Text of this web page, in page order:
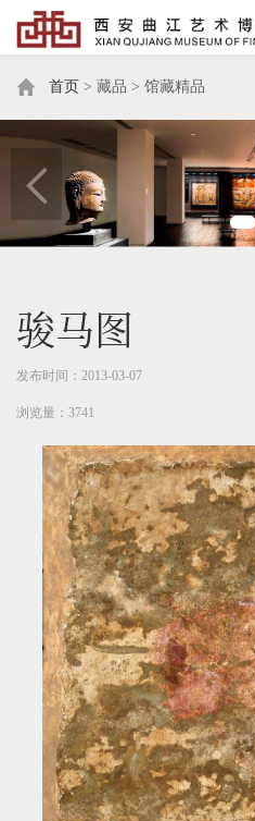
首页 > 藏品 > 馆藏精品
骏马图
发布时间：2013-03-07
浏览量：3741